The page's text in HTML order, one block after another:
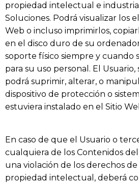
propiedad intelectual e
Soluciones. Podrá visualizar los
Web o incluso imprimirlos,
en el disco duro de su
soporte físico siempre y cuando
para su uso personal. El
podrá suprimir, alterar, o
dispositivo de protección o
estuviera instalado en el Sitio
En caso de que el Usuario o
cualquiera de los Contenidos
una violación de los derechos
propiedad intelectual, deberá